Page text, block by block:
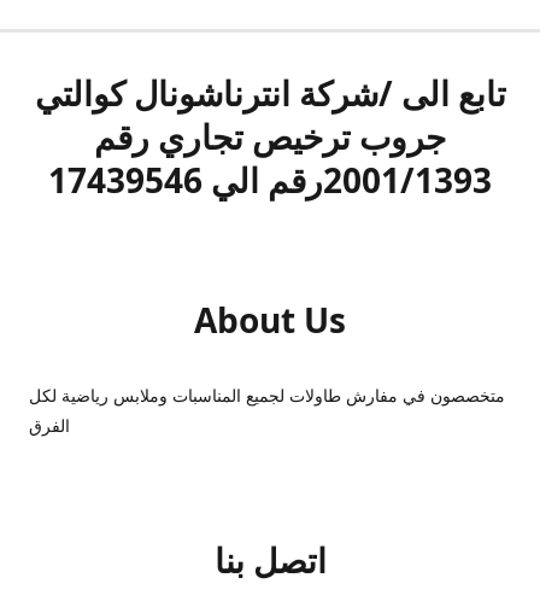
تابع الى /شركة انترناشونال كوالتي
جروب ترخيص تجاري رقم
2001/1393رقم الي 17439546
About Us
متخصصون في مفارش طاولات لجميع المناسبات وملابس رياضية لكل
الفرق
اتصل بنا